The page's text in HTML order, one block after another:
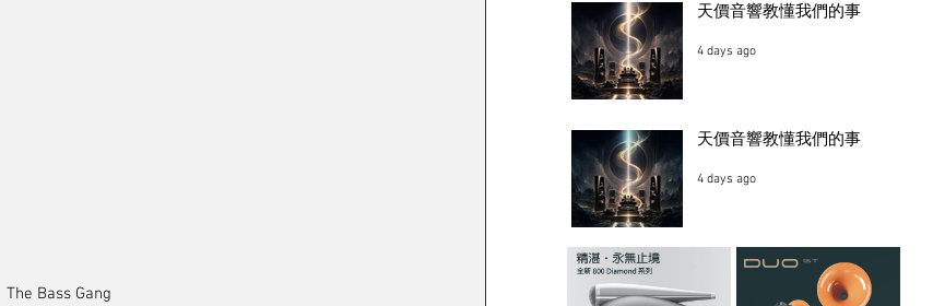
Bass Gang
天價音響教懂我們的事
4 days ago
天價音響教懂我們的事
4 days ago